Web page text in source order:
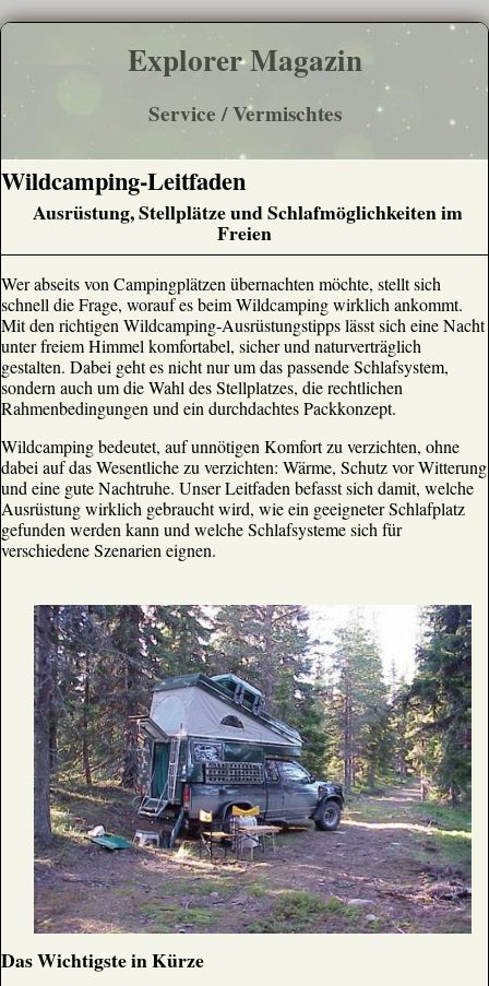
Explorer Magazin
Service / Vermischtes
Wildcamping-Leitfaden
Ausrüstung, Stellplätze und Schlafmöglichkeiten im
Freien
Wer abseits von Campingplätzen übernachten möchte, stellt sich
schnell die Frage, worauf es beim Wildcamping wirklich ankommt.
Mit den richtigen Wildcamping-Ausrüstungstipps lässt sich eine Nacht
unter freiem Himmel komfortabel, sicher und naturverträglich
gestalten. Dabei geht es nicht nur um das passende Schlafsystem,
sondern auch um die Wahl des Stellplatzes, die rechtlichen
Rahmenbedingungen und ein durchdachtes Packkonzept.
Wildcamping bedeutet, auf unnötigen Komfort zu verzichten, ohne
dabei auf das Wesentliche zu verzichten: Wärme, Schutz vor Witterung
und eine gute Nachtruhe. Unser Leitfaden befasst sich damit, welche
Ausrüstung wirklich gebraucht wird, wie ein geeigneter Schlafplatz
gefunden werden kann und welche Schlafsysteme sich für
verschiedene Szenarien eignen.
Das Wichtigste in Kürze